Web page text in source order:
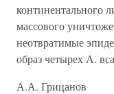
континентального
массового
неотвратимые
образ четырех А.
А.А. Грицанов